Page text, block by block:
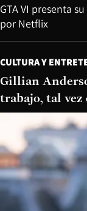
GTA VI presenta
por Netflix
CULTURA Y
Gillian
trabajo, tal vez